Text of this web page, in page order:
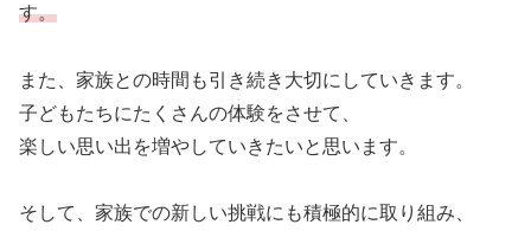
す。
また、家族との時間も引き続き大切にしていきます。
子どもたちにたくさんの体験をさせて、
楽しい思い出を増やしていきたいと思います。
そして、家族での新しい挑戦にも積極的に取り組み、